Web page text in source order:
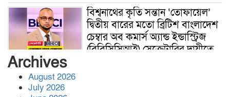
বিশ্বনাথের কৃতি সন্তান ‘তোফায়েল’
দ্বিতীয় বারের মতো ব্রিটিশ বাংলাদেশ
চেম্বার অব কমার্স অ্যান্ড ইন্ডাস্ট্রিজ
(বিবিসিসিআই) সেক্রেটারির দায়ীত্বে
Archives
August 2026
July 2026